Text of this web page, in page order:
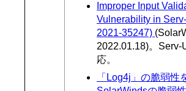
Improper Input
Vulnerability in
2021-35247)
2022.01.18)。Serv-
応。
「Log4j」の脆弱性